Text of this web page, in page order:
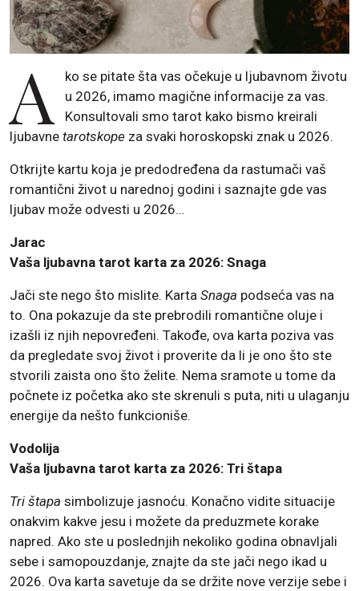
A
ko se pitate šta vas očekuje u ljubavnom životu
u 2026, imamo magične informacije za vas.
Konsultovali smo tarot kako bismo kreirali
ljubavne tarotskope za svaki horoskopski znak u 2026.
Otkrijte kartu koja je predodređena da rastumači vaš
romantični život u narednoj godini i saznajte gde vas
ljubav može odvesti u 2026…
Jarac
Vaša ljubavna tarot karta za 2026: Snaga
Jači ste nego što mislite. Karta Snaga podseća vas na
to. Ona pokazuje da ste prebrodili romantične oluje i
izašli iz njih nepovređeni. Takođe, ova karta poziva vas
da pregledate svoj život i proverite da li je ono što ste
stvorili zaista ono što želite. Nema sramote u tome da
počnete iz početka ako ste skrenuli s puta, niti u ulaganju
energije da nešto funkcioniše.
Vodolija
Vaša ljubavna tarot karta za 2026: Tri štapa
Tri štapa simbolizuje jasnoću. Konačno vidite situacije
onakvim kakve jesu i možete da preduzmete korake
napred. Ako ste u poslednjih nekoliko godina obnavljali
sebe i samopouzdanje, znajte da ste jači nego ikad u
2026. Ova karta savetuje da se držite nove verzije sebe i